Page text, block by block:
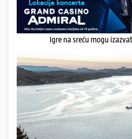
Igre na sreću mogu